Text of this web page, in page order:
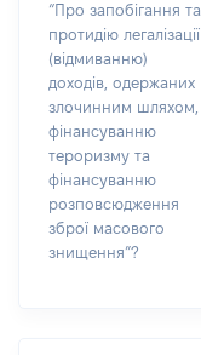
“Про запобігання та
протидію легалізації
(відмиванню)
доходів, одержаних
злочинним шляхом,
фінансуванню
тероризму та
фінансуванню
розповсюдження
зброї масового
знищення”?